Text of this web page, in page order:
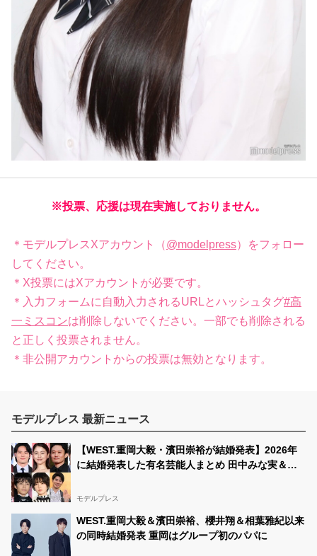
※投票、応援は現在実施しておりません。
＊モデルプレスXアカウント（@modelpress）をフォロー
してください。
＊X投票にはXアカウントが必要です。
＊入力フォームに自動入力されるURLとハッシュタグ#高
一ミスコンは削除しないでください。一部でも削除される
と正しく投票されません。
＊非公開アカウントからの投票は無効となります。
モデルプレス 最新ニュース
【WEST.重岡大毅・濱田崇裕が結婚発表】2026年
に結婚発表した有名芸能人まとめ 田中みな実＆亀
手ほか
モデルプレス
WEST.重岡大毅＆濱田崇裕、櫻井翔＆相葉雅紀以来
の同時結婚発表 重岡はグループ初のパパに